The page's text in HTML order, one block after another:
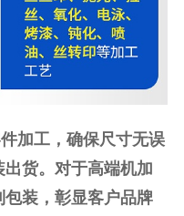
加工，确保尺寸无误
货。对于高端机加
装，彰显客户品牌